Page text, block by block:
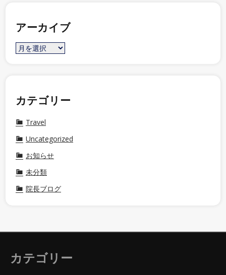
アーカイブ
カテゴリー
Travel
Uncategorized
お知らせ
未分類
院長ブログ
カテゴリー